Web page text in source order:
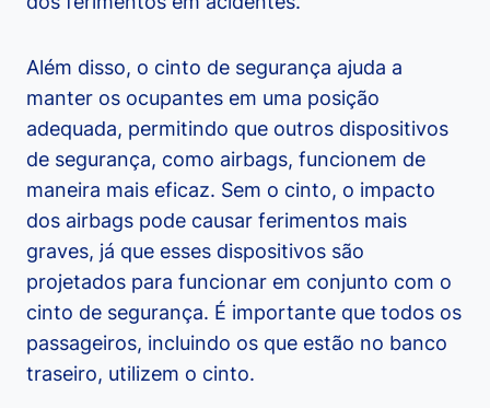
Além disso, o cinto de segurança ajuda a
manter os ocupantes em uma posição
adequada, permitindo que outros dispositivos
de segurança, como airbags, funcionem de
maneira mais eficaz. Sem o cinto, o impacto
dos airbags pode causar ferimentos mais
graves, já que esses dispositivos são
projetados para funcionar em conjunto com o
cinto de segurança. É importante que todos os
passageiros, incluindo os que estão no banco
traseiro, utilizem o cinto.